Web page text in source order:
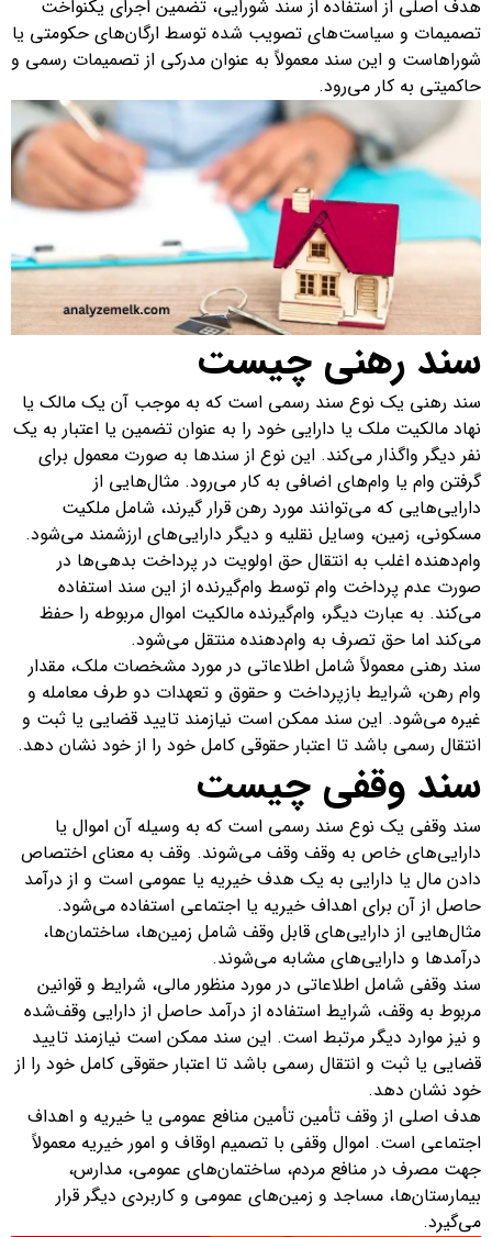
هدف اصلی از استفاده از سند شورایی، تضمین اجرای یکنواخت
تصمیمات و سیاست‌های تصویب شده توسط ارگان‌های حکومتی یا
شوراهاست و این سند معمولاً به عنوان مدرکی از تصمیمات رسمی و
حاکمیتی به کار می‌رود.
سند رهنی چیست
سند رهنی یک نوع سند رسمی است که به موجب آن یک مالک یا
نهاد مالکیت ملک یا دارایی خود را به عنوان تضمین یا اعتبار به یک
نفر دیگر واگذار می‌کند. این نوع از سند‌ها به صورت معمول برای
گرفتن وام یا وام‌های اضافی به کار می‌رود. مثال‌هایی از
دارایی‌هایی که می‌توانند مورد رهن قرار گیرند، شامل ملکیت
مسکونی، زمین، وسایل نقلیه و دیگر دارایی‌های ارزشمند می‌شود.
وام‌دهنده اغلب به انتقال حق اولویت در پرداخت بدهی‌ها در
صورت عدم پرداخت وام توسط وام‌گیرنده از این سند استفاده
می‌کند. به عبارت دیگر، وام‌گیرنده مالکیت اموال مربوطه را حفظ
می‌کند اما حق تصرف به وام‌دهنده منتقل می‌شود.
سند رهنی معمولاً شامل اطلاعاتی در مورد مشخصات ملک، مقدار
وام رهن، شرایط بازپرداخت و حقوق و تعهدات دو طرف معامله و
غیره می‌شود. این سند ممکن است نیازمند تایید قضایی یا ثبت و
انتقال رسمی باشد تا اعتبار حقوقی کامل خود را از خود نشان دهد.
سند وقفی چیست
سند وقفی یک نوع سند رسمی است که به وسیله آن اموال یا
دارایی‌های خاص به وقف وقف می‌شوند. وقف به معنای اختصاص
دادن مال یا دارایی به یک هدف خیریه یا عمومی است و از درآمد
حاصل از آن برای اهداف خیریه یا اجتماعی استفاده می‌شود.
مثال‌هایی از دارایی‌های قابل وقف شامل زمین‌ها، ساختمان‌ها،
درآمدها و دارایی‌های مشابه می‌شوند.
سند وقفی شامل اطلاعاتی در مورد منظور مالی، شرایط و قوانین
مربوط به وقف، شرایط استفاده از درآمد حاصل از دارایی وقف‌شده
و نیز موارد دیگر مرتبط است. این سند ممکن است نیازمند تایید
قضایی یا ثبت و انتقال رسمی باشد تا اعتبار حقوقی کامل خود را از
خود نشان دهد.
هدف اصلی از وقف تأمین تأمین منافع عمومی یا خیریه و اهداف
اجتماعی است. اموال وقفی با تصمیم اوقاف و امور خیریه معمولاً
جهت مصرف در منافع مردم، ساختمان‌های عمومی، مدارس،
بیمارستان‌ها، مساجد و زمین‌های عمومی و کاربردی دیگر قرار
می‌گیرد.